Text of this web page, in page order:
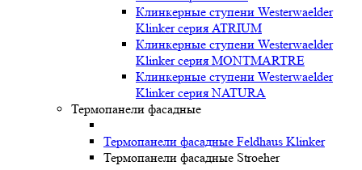
Клинкерные ступени Westerwaelder
Klinker серия ATRIUM
Клинкерные ступени Westerwaelder
Klinker серия MONTMARTRE
Клинкерные ступени Westerwaelder
Klinker серия NATURA
Термопанели фасадные
Термопанели фасадные Feldhaus Klinker
Термопанели фасадные Stroeher